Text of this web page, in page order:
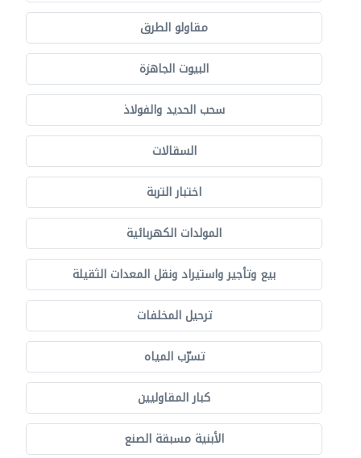
مقاولو الطرق
البيوت الجاهزة
سحب الحديد والفولاذ
السقالات
اختبار التربة
المولدات الكهربائية
بيع وتأجير واستيراد ونقل المعدات الثقيلة
ترحيل المخلفات
تسرّب المياه
كبار المقاوليين
الأبنية مسبقة الصنع